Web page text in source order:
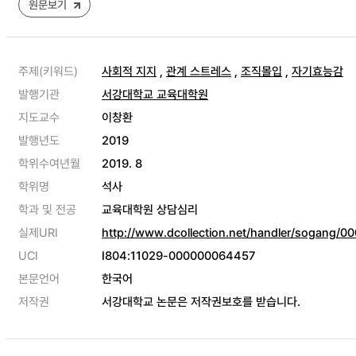
원문보기
주제(키워드) 사회적 지지 , 관계 스트레스 , 조직몰입 , 자기효능감
발행기관
서강대학교 교육대학원
지도교수
이창환
발행년도
2019
학위수여년월
2019. 8
학위명
석사
학과 및 전공
교육대학원 상담심리
실제URI
http://www.dcollection.net/handler/sogang/
UCI
I804:11029-000000064457
본문언어
한국어
저작권
서강대학교 논문은 저작권보호를 받습니다.